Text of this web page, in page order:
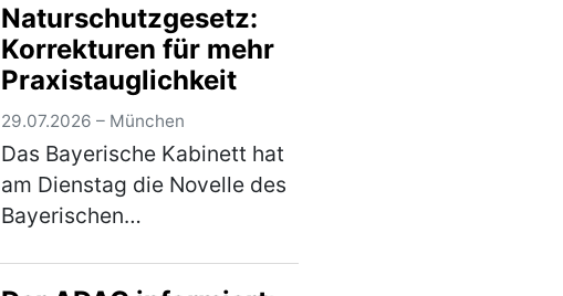
Naturschutzgesetz:
Korrekturen für mehr
Praxistauglichkeit
29.07.2026 – München
Das Bayerische Kabinett hat
am Dienstag die Novelle des
Bayerischen